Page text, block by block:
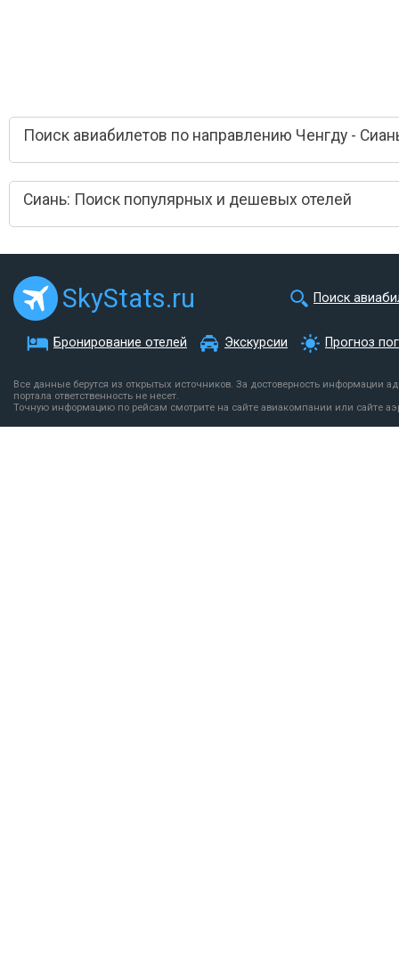
Поиск авиабилетов по направлению Ченгду -
Сиань: Поиск популярных и дешевых отелей
SkyStats.ru Поиск
Бронирование отелей Экскурсии Прогноз
Все данные берутся из открытых источников. За достоверность информации
портала ответственность не несет.
Точную информацию по рейсам смотрите на сайте авиакомпании или сайте